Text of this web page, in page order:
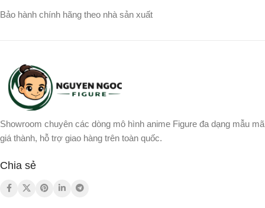
NHÂN VẬT
Bảo hành chính hãng theo nhà sản xuất
Showroom chuyên các dòng mô hình anime Figure đa dạng mẫu mã
giá thành, hỗ trợ giao hàng trên toàn quốc.
Chia sẻ